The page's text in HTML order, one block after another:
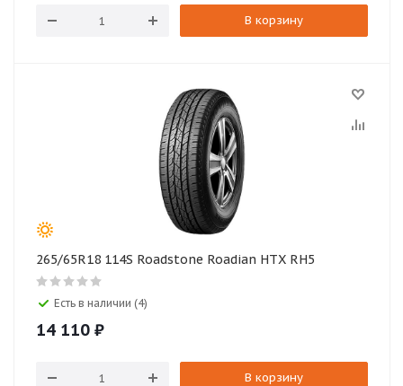
В корзину
265/65R18 114S Roadstone Roadian HTX RH5
Есть в наличии (4)
14 110 ₽
В корзину